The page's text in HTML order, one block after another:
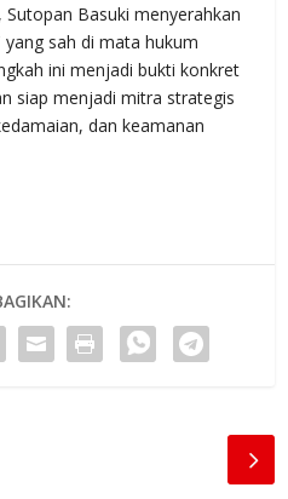
Basuki menyerahkan
sah di mata hukum
ini menjadi bukti konkret
siap menjadi mitra strategis
dan keamanan